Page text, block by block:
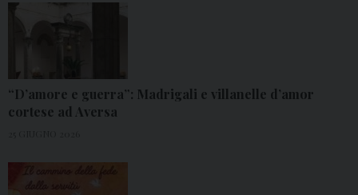
“D’amore e guerra”: Madrigali e villanelle d’amor
cortese ad Aversa